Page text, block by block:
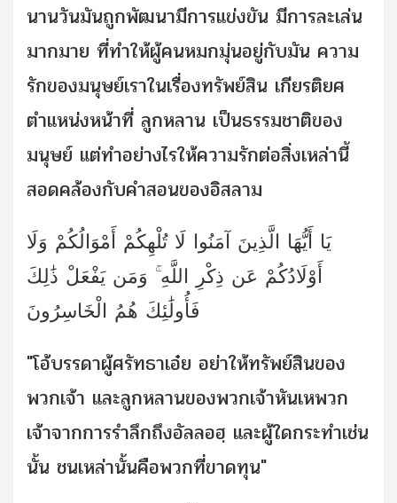
นานวันมันถูกพัฒนามีการแข่งขัน มีการละเล่น
มากมาย ที่ทำให้ผู้คนหมกมุ่นอยู่กับมัน ความ
รักของมนุษย์เราในเรื่องทรัพย์สิน เกียรติยศ
ตำแหน่งหน้าที่ ลูกหลาน เป็นธรรมชาติของ
มนุษย์ แต่ทำอย่างไรให้ความรักต่อสิ่งเหล่านี้
สอดคล้องกับคำสอนของอิสลาม
يَا أَيُّهَا الَّذِينَ آمَنُوا لَا تُلْهِكُمْ أَمْوَالُكُمْ وَلَا
أَوْلَادُكُمْ عَن ذِكْرِ اللَّهِ ۚ وَمَن يَفْعَلْ ذَٰلِكَ
فَأُولَٰئِكَ هُمُ الْخَاسِرُونَ
"โอ้บรรดาผู้ศรัทธาเอ๋ย อย่าให้ทรัพย์สินของ
พวกเจ้า และลูกหลานของพวกเจ้าหันเหพวก
เจ้าจากการรำลึกถึงอัลลอฮฺ และผู้ใดกระทำเช่น
นั้น ชนเหล่านั้นคือพวกที่ขาดทุน"